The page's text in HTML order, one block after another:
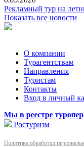
Рекламный тур на
Показать все новости
О компании
Турагентствам
Направления
Туристам
Контакты
Вход в личный
Мы в реестре
Ростуризм
Политика обработки